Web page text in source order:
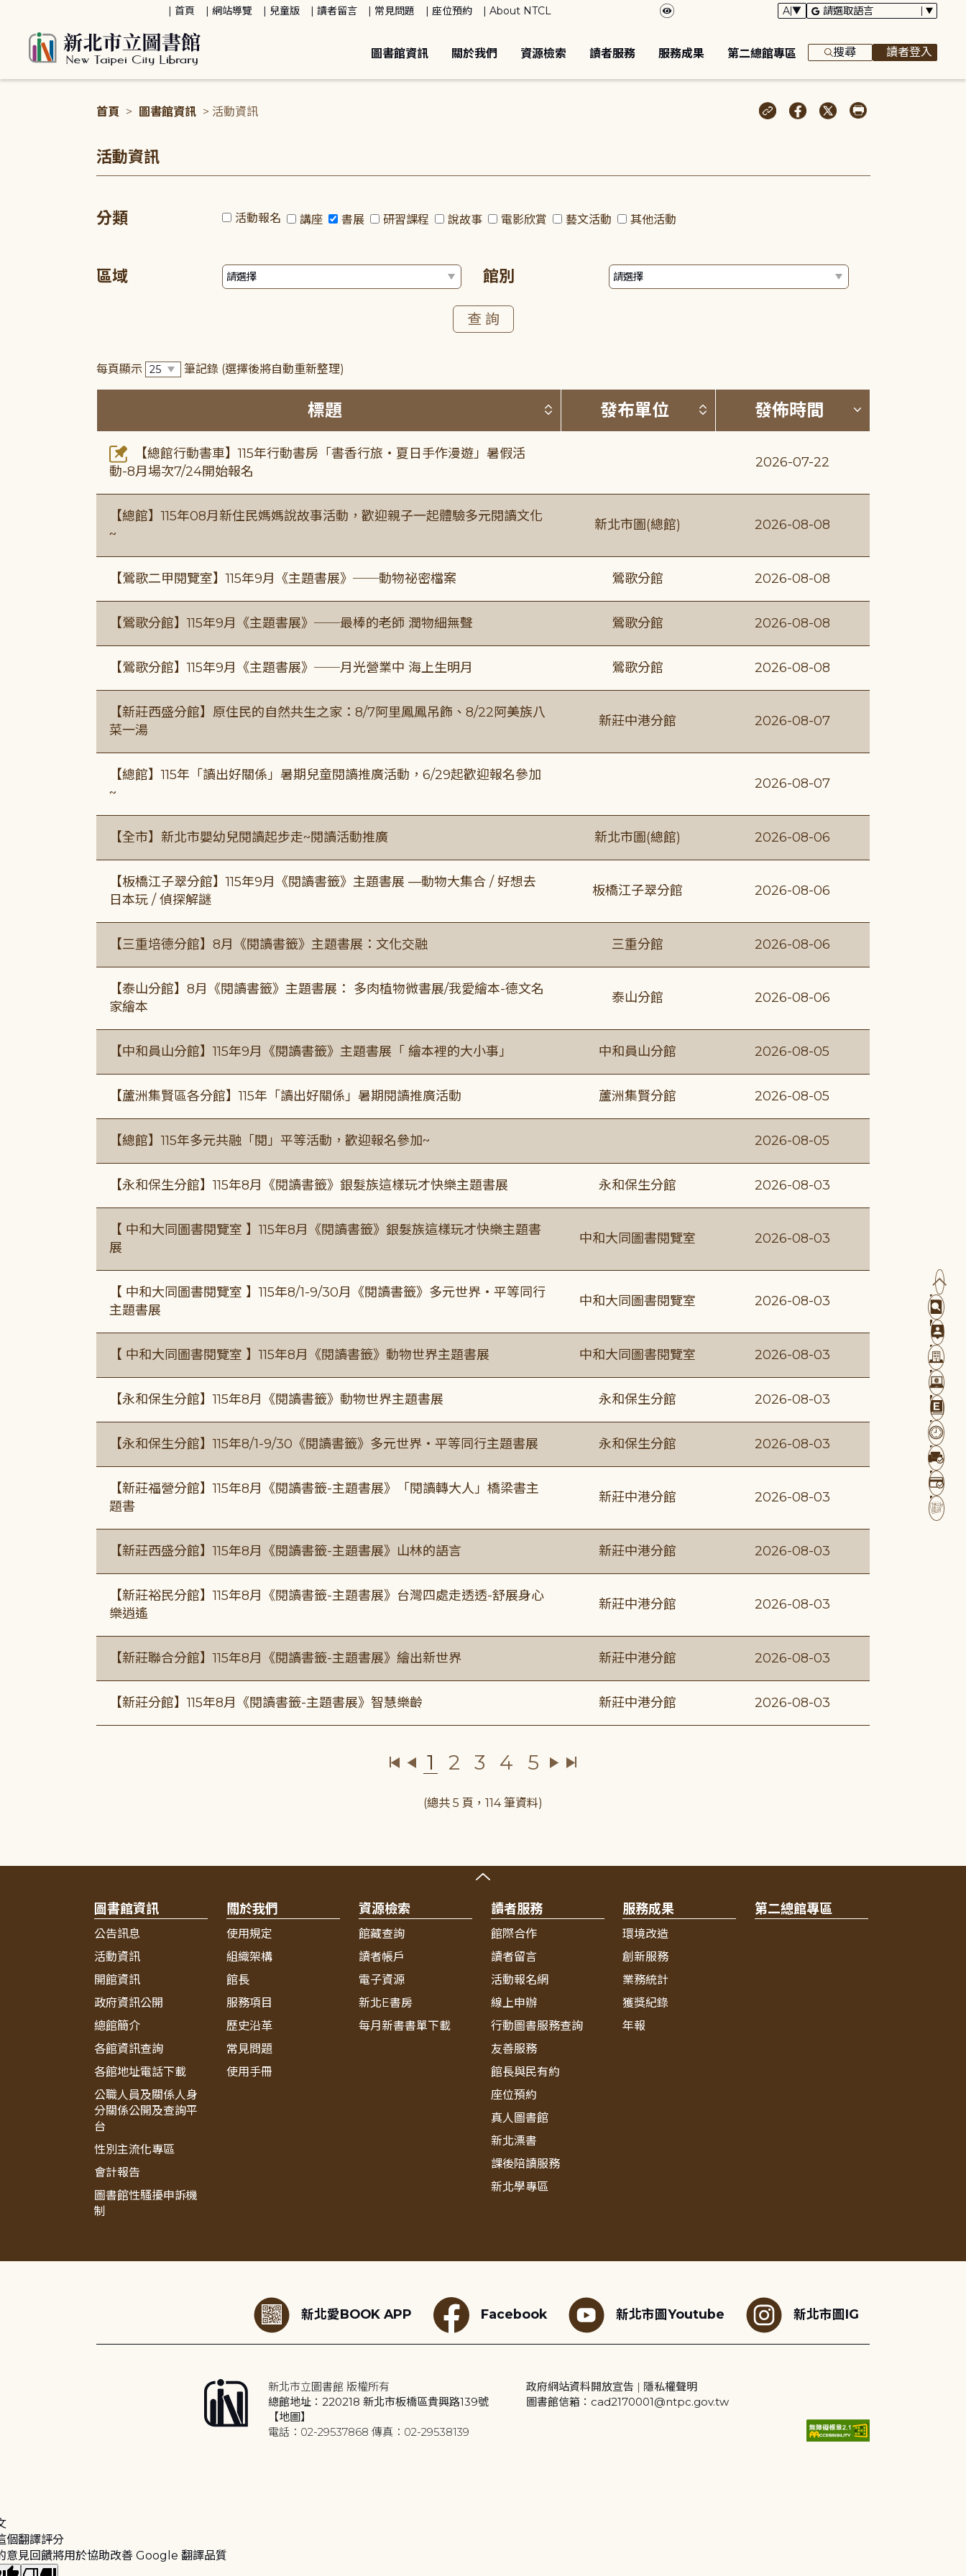
首頁 網站導覽 兒童版 讀者留言 常見問題 座位預約 About NTCL
圖書館資訊 關於我們 資源檢索 讀者服務 服務成果 第二總館專區 搜尋 讀者登入
首頁 > 圖書館資訊 > 活動資訊
活動資訊
分類 活動報名 講座 書展 研習課程 說故事 電影欣賞 藝文活動 其他活動
區域 館別
每頁顯示 筆記錄 (選擇後將自動重新整理)
標題 按標題排序 (升降冪)
發布單位 按發布單位排序 (升降冪)
發佈時間 按發佈時間
【總館行動書車】115年行動書房「書香行旅・夏日手作漫遊」暑假活
動-8月場次7/24開始報名
2026-07-22
【總館】115年08月新住民媽媽說故事活動，歡迎親子一起體驗多元閱讀文化
~
新北市圖(總館) 2026-08-08
【鶯歌二甲閱覽室】115年9月《主題書展》──動物祕密檔案 鶯歌分館 2026-08-08
【鶯歌分館】115年9月《主題書展》──最棒的老師 潤物細無聲 鶯歌分館 2026-08-08
【鶯歌分館】115年9月《主題書展》──月光營業中 海上生明月 鶯歌分館 2026-08-08
【新莊西盛分館】原住民的自然共生之家：8/7阿里鳳鳳吊飾、8/22阿美族八
菜一湯
新莊中港分館 2026-08-07
【總館】115年「讀出好關係」暑期兒童閱讀推廣活動，6/29起歡迎報名參加
~
2026-08-07
【全市】新北市嬰幼兒閱讀起步走~閱讀活動推廣 新北市圖(總館) 2026-08-06
【板橋江子翠分館】115年9月《閱讀書籤》主題書展 —動物大集合 / 好想去
日本玩 / 偵探解謎
板橋江子翠分館 2026-08-06
【三重培德分館】8月《閱讀書籤》主題書展：文化交融 三重分館 2026-08-06
【泰山分館】8月《閱讀書籤》主題書展： 多肉植物微書展/我愛繪本-德文名
家繪本
泰山分館 2026-08-06
【中和員山分館】115年9月《閱讀書籤》主題書展「 繪本裡的大小事」 中和員山分館 2026-08-05
【蘆洲集賢區各分館】115年「讀出好關係」暑期閱讀推廣活動 蘆洲集賢分館 2026-08-05
【總館】115年多元共融「閱」平等活動，歡迎報名參加~ 2026-08-05
【永和保生分館】115年8月《閱讀書籤》銀髮族這樣玩才快樂主題書展 永和保生分館 2026-08-03
【 中和大同圖書閱覽室 】115年8月《閱讀書籤》銀髮族這樣玩才快樂主題書
展
中和大同圖書閱覽室 2026-08-03
【 中和大同圖書閱覽室 】115年8/1-9/30月《閱讀書籤》多元世界・平等同行
主題書展
中和大同圖書閱覽室 2026-08-03
【 中和大同圖書閱覽室 】115年8月《閱讀書籤》動物世界主題書展 中和大同圖書閱覽室 2026-08-03
【永和保生分館】115年8月《閱讀書籤》動物世界主題書展 永和保生分館 2026-08-03
【永和保生分館】115年8/1-9/30《閱讀書籤》多元世界・平等同行主題書展 永和保生分館 2026-08-03
【新莊福營分館】115年8月《閱讀書籤-主題書展》「閱讀轉大人」橋梁書主
題書
新莊中港分館 2026-08-03
【新莊西盛分館】115年8月《閱讀書籤-主題書展》山林的語言 新莊中港分館 2026-08-03
【新莊裕民分館】115年8月《閱讀書籤-主題書展》台灣四處走透透-舒展身心
樂逍遙
新莊中港分館 2026-08-03
【新莊聯合分館】115年8月《閱讀書籤-主題書展》繪出新世界 新莊中港分館 2026-08-03
【新莊分館】115年8月《閱讀書籤-主題書展》智慧樂齡 新莊中港分館 2026-08-03
1 2 3 4 5
(總共 5 頁，114 筆資料)
圖書館資訊
公告訊息
活動資訊
開館資訊
政府資訊公開
總館簡介
各館資訊查詢
各館地址電話下載
公職人員及關係人身
分關係公開及查詢平
台
性別主流化專區
會計報告
圖書館性騷擾申訴機
制
關於我們
使用規定
組織架構
館長
服務項目
歷史沿革
常見問題
使用手冊
資源檢索
館藏查詢
讀者帳戶
電子資源
新北E書房
每月新書書單下載
讀者服務
館際合作
讀者留言
活動報名網
線上申辦
行動圖書服務查詢
友善服務
館長與民有約
座位預約
真人圖書館
新北漂書
課後陪讀服務
新北學專區
服務成果
環境改造
創新服務
業務統計
獲獎紀錄
年報
第二總館專區
新北愛BOOK APP Facebook 新北市圖Youtube 新北市圖IG
新北市立圖書館 版權所有
總館地址：220218 新北市板橋區貴興路139號
【地圖】
電話：02-29537868 傳真：02-29538139
政府網站資料開放宣告 | 隱私權聲明
圖書館信箱：cad2170001@ntpc.gov.tw
個翻譯評分
意見回饋將用於協助改善 Google 翻譯品質